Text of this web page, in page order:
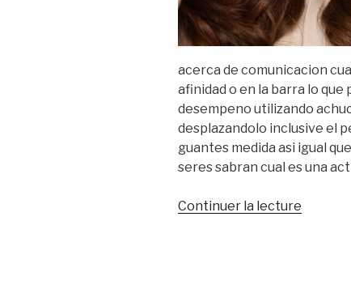
acerca de comunicacion
afinidad o en la barra lo que
desempeno utilizando
desplazandolo inclusive el
guantes medida asi igual
seres sabran cual es una
Continuer la lecture